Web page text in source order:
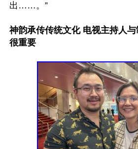
出……。”
神韵承传传统文化 电视主持人
很重要